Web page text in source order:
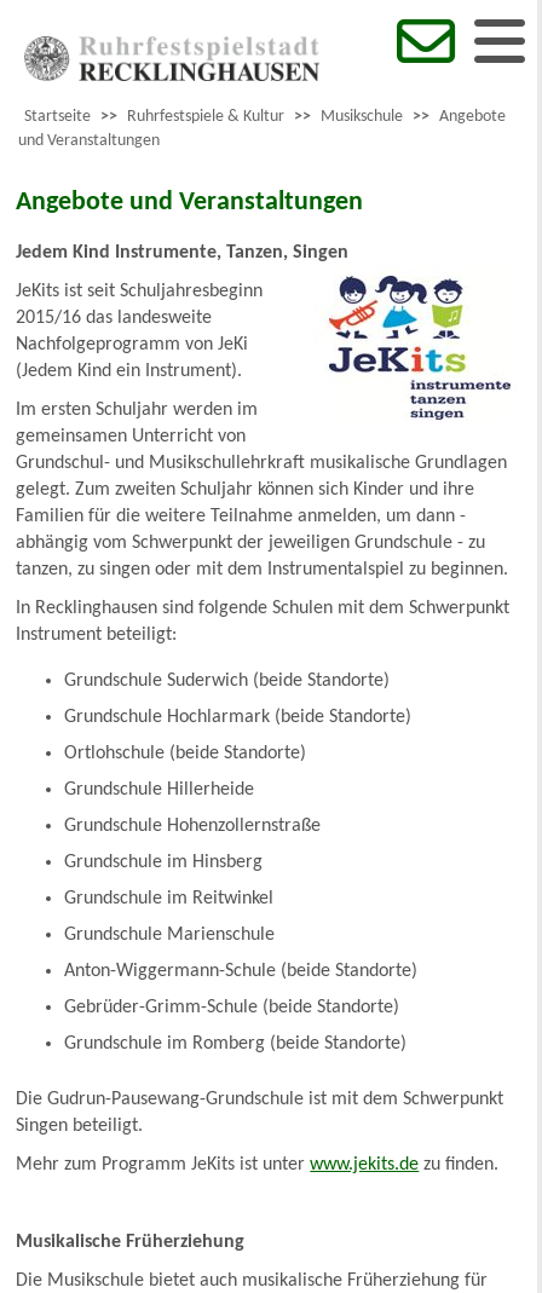
Startseite >> Ruhrfestspiele & Kultur >> Musikschule >> Angebote
und Veranstaltungen
Angebote und Veranstaltungen
Jedem Kind Instrumente, Tanzen, Singen
JeKits ist seit Schuljahresbeginn
2015/16 das landesweite
Nachfolgeprogramm von JeKi
(Jedem Kind ein Instrument).
Im ersten Schuljahr werden im
gemeinsamen Unterricht von
Grundschul- und Musikschullehrkraft musikalische Grundlagen
gelegt. Zum zweiten Schuljahr können sich Kinder und ihre
Familien für die weitere Teilnahme anmelden, um dann -
abhängig vom Schwerpunkt der jeweiligen Grundschule - zu
tanzen, zu singen oder mit dem Instrumentalspiel zu beginnen.
In Recklinghausen sind folgende Schulen mit dem Schwerpunkt
Instrument beteiligt:
Grundschule Suderwich (beide Standorte)
Grundschule Hochlarmark (beide Standorte)
Ortlohschule (beide Standorte)
Grundschule Hillerheide
Grundschule Hohenzollernstraße
Grundschule im Hinsberg
Grundschule im Reitwinkel
Grundschule Marienschule
Anton-Wiggermann-Schule (beide Standorte)
Gebrüder-Grimm-Schule (beide Standorte)
Grundschule im Romberg (beide Standorte)
Die Gudrun-Pausewang-Grundschule ist mit dem Schwerpunkt
Singen beteiligt.
Mehr zum Programm JeKits ist unterwww.jekits.de zu finden.
Musikalische Früherziehung
Die Musikschule bietet auch musikalische Früherziehung für